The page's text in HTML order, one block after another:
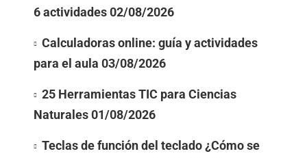
6 actividades02/08/2026
Calculadoras online: guía y actividades
para el aula 03/08/2026
25 Herramientas TIC para Ciencias
Naturales01/08/2026
Teclas de función del teclado ¿Cómo se